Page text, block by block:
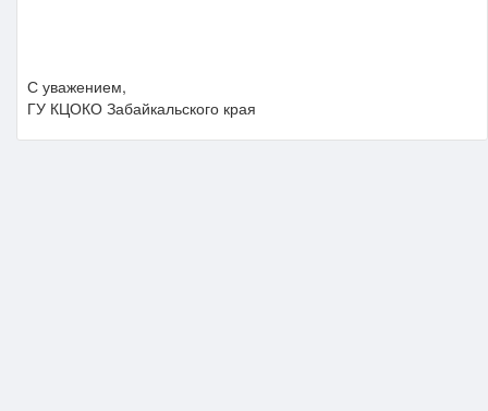
С уважением,
ГУ КЦОКО Забайкальского края